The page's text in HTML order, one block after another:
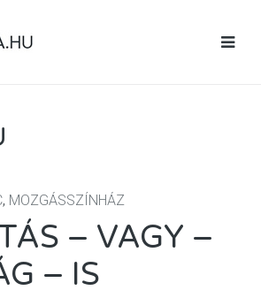
, MOZGÁSSZÍNHÁZ
– VAGY –
– IS